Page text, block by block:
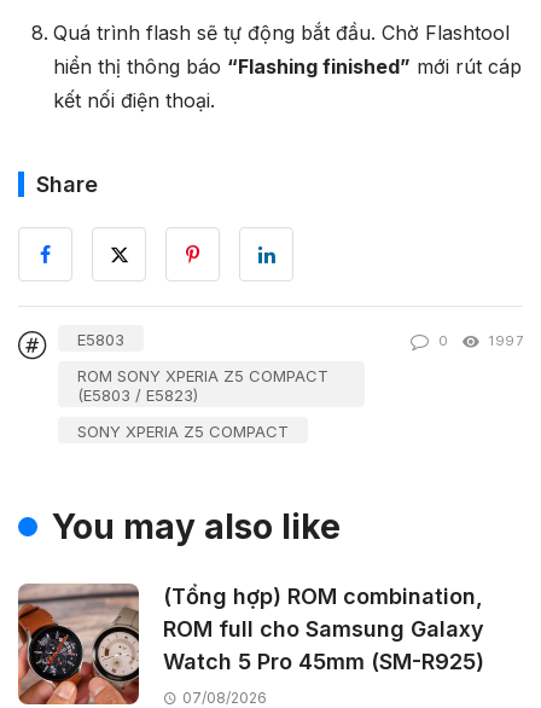
Quá trình flash sẽ tự động bắt đầu. Chờ Flashtool
hiển thị thông báo “Flashing finished” mới rút cáp
kết nối điện thoại.
Share
E5803
ROM SONY XPERIA Z5 COMPACT
(E5803 / E5823)
SONY XPERIA Z5 COMPACT
0 1997
You may also like
(Tổng hợp) ROM combination,
ROM full cho Samsung Galaxy
Watch 5 Pro 45mm (SM-R925)
07/08/2026